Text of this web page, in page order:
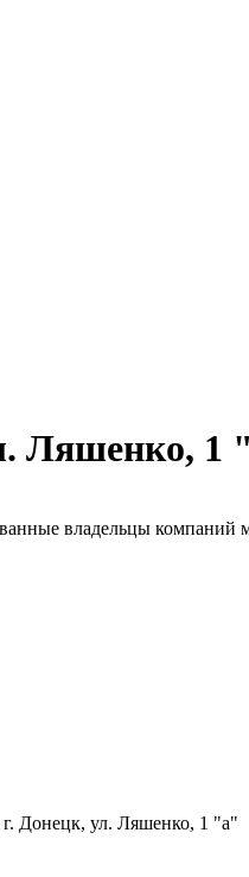
Ляшенко, 1
владельцы компаний
г. Донецк, ул. Ляшенко, 1 "а"